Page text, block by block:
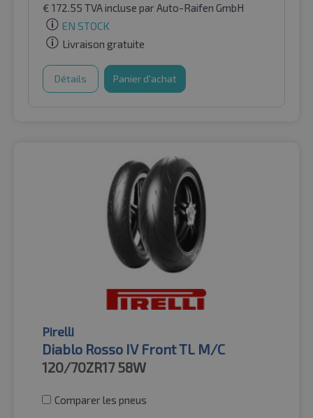
€ 172.55 TVA incluse par Auto-Raifen GmbH
EN STOCK
Livraison gratuite
Détails Panier d'achat
Pirelli
Diablo Rosso IV Front TL M/C
120/70ZR17 58W
Comparer les pneus